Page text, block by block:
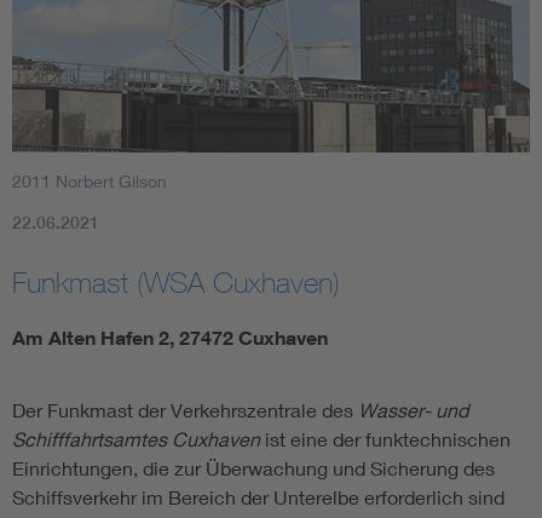
2011 Norbert Gilson
22.06.2021
Funkmast (WSA Cuxhaven)
Am Alten Hafen 2, 27472 Cuxhaven
Der Funkmast der Verkehrszentrale des Wasser- und
Schifffahrtsamtes Cuxhavenist eine der funktechnischen
Einrichtungen, die zur Überwachung und Sicherung des
Schiffsverkehr im Bereich der Unterelbe erforderlich sind